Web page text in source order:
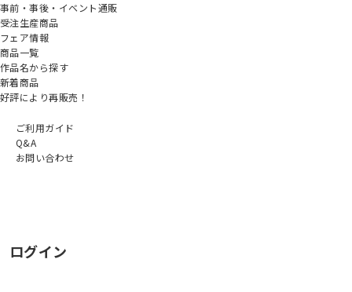
事前・事後・イベント通販
受注生産商品
フェア情報
商品一覧
作品名から探す
新着商品
好評により再販売！
ご利用ガイド
Q&A
お問い合わせ
ログイン